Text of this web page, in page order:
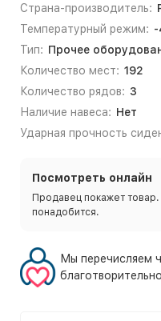
Страна-производитель:
Температурный режим: -
Тип: Прочее
Количество мест: 192
Количество рядов: 3
Наличие навеса: Нет
Ударная прочность
Посмотреть онлайн
Продавец покажет
понадобится.
Мы перечисляем